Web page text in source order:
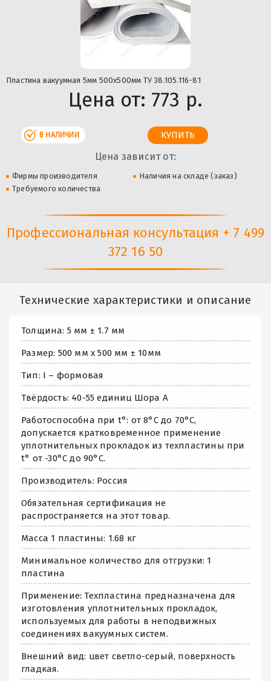
Пластина вакуумная 5мм 500х500мм ТУ 38.105.116-81
Цена от: 773 р.
В НАЛИЧИИ
Цена зависит от:
Фирмы производителя
Наличия на складе (заказ)
Требуемого количества
Профессиональная консультация + 7 499
372 16 50
Технические характеристики и описание
Толщина: 5 мм ± 1.7 мм
Размер: 500 мм х 500 мм ± 10мм
Тип: I – формовая
Твёрдость: 40-55 единиц Шора А
Работоспособна при t°: от 8°С до 70°С,
допускается кратковременное применение
уплотнительных прокладок из техпластины при
t° от -30°С до 90°С.
Производитель: Россия
Обязательная сертификация не
распространяется на этот товар.
Масса 1 пластины: 1.68 кг
Минимальное количество для отгрузки: 1
пластина
Применение: Техпластина предназначена для
изготовления уплотнительных прокладок,
используемых для работы в неподвижных
соединениях вакуумных систем.
Внешний вид: цвет светло-серый, поверхность
гладкая.